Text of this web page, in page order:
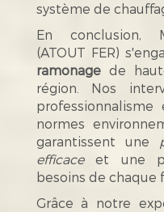
système de
En conclusion,
(ATOUT FER)
ramonagede
région. Nos
normes
garantissent une
efficaceet une
besoins de chaque
Grâce à notre